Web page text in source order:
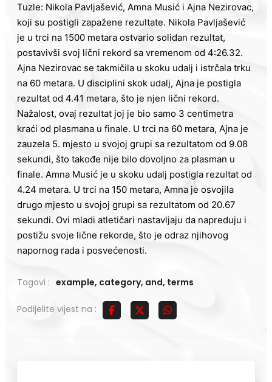
Tuzle: Nikola Pavljašević, Amna Musić i Ajna Nezirovac,
koji su postigli zapažene rezultate. Nikola Pavljašević
je u trci na 1500 metara ostvario solidan rezultat,
postavivši svoj lični rekord sa vremenom od 4:26.32.
Ajna Nezirovac se takmičila u skoku udalj i istrčala trku
na 60 metara. U disciplini skok udalj, Ajna je postigla
rezultat od 4.41 metara, što je njen lični rekord.
Nažalost, ovaj rezultat joj je bio samo 3 centimetra
kraći od plasmana u finale. U trci na 60 metara, Ajna je
zauzela 5. mjesto u svojoj grupi sa rezultatom od 9.08
sekundi, što takođe nije bilo dovoljno za plasman u
finale. Amna Musić je u skoku udalj postigla rezultat od
4.24 metara. U trci na 150 metara, Amna je osvojila
drugo mjesto u svojoj grupi sa rezultatom od 20.67
sekundi. Ovi mladi atletičari nastavljaju da napreduju i
postižu svoje lične rekorde, što je odraz njihovog
napornog rada i posvećenosti.
Tagovi : example, category, and, terms
Podijelite vijest na :